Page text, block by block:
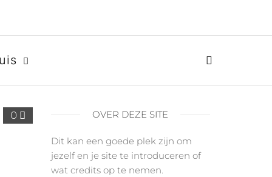
0 OVER DEZE SITE
Dit kan een goede plek zijn om
jezelf en je site te introduceren of
wat credits op te nemen.